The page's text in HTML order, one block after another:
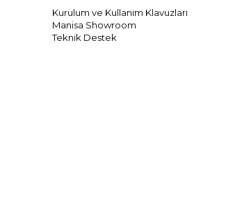
Kurulum ve Kullanım Klavuzları
Manisa Showroom
Teknik Destek